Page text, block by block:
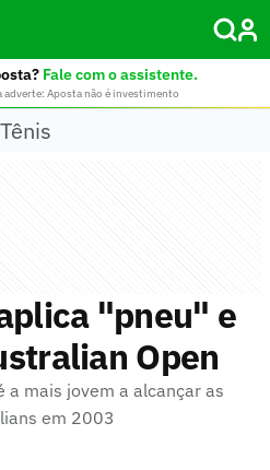
Fale com o assistente.
adverte: Aposta não é investimento
Tênis
"pneu" e
Open
a mais jovem a alcançar as
em 2003